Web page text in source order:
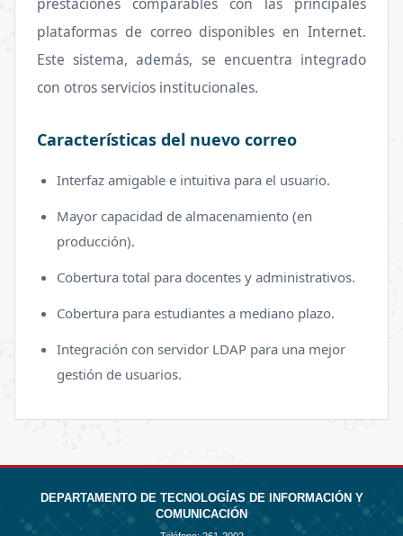
plataformas de correo disponibles en Internet.
Este sistema, además, se encuentra integrado
con otros servicios institucionales.
Características del nuevo correo
Interfaz amigable e intuitiva para el usuario.
Mayor capacidad de almacenamiento (en
producción).
Cobertura total para docentes y administrativos.
Cobertura para estudiantes a mediano plazo.
Integración con servidor LDAP para una mejor
gestión de usuarios.
DEPARTAMENTO DE TECNOLOGÍAS DE INFORMACIÓN Y
COMUNICACIÓN